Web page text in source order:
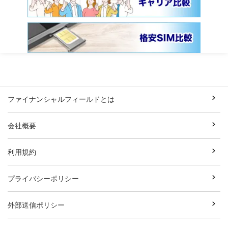
ファイナンシャルフィールドとは
会社概要
利用規約
プライバシーポリシー
外部送信ポリシー